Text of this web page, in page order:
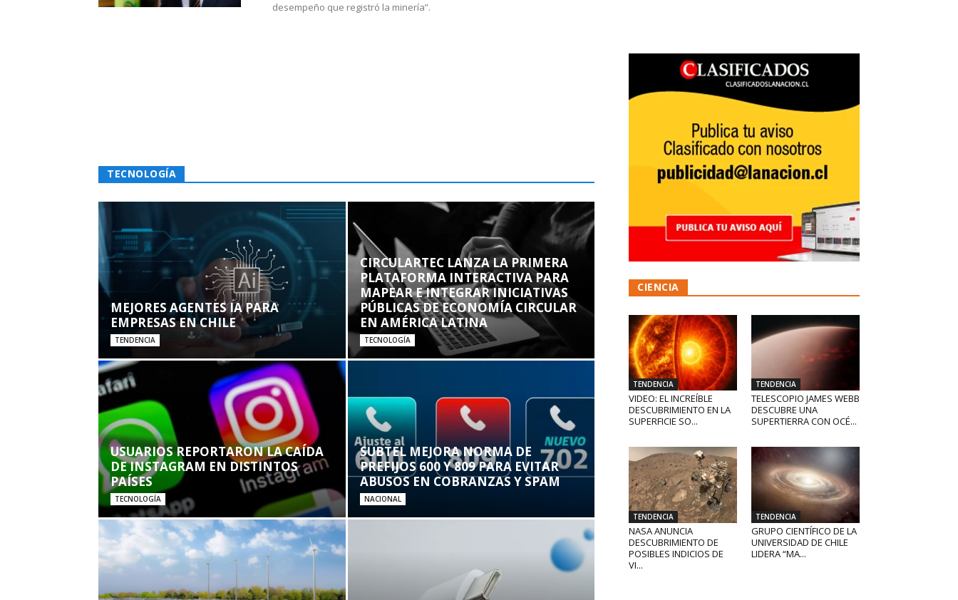
desempeño que registró la minería”.
TECNOLOGÍA
MEJORES AGENTES IA PARA
EMPRESAS EN CHILE
TENDENCIA
CIRCULARTEC LANZA LA PRIMERA
PLATAFORMA INTERACTIVA PARA
MAPEAR E INTEGRAR INICIATIVAS
PÚBLICAS DE ECONOMÍA CIRCULAR
EN AMÉRICA LATINA
TECNOLOGÍA
USUARIOS REPORTARON LA CAÍDA
DE INSTAGRAM EN DISTINTOS
PAÍSES
TECNOLOGÍA
SUBTEL MEJORA NORMA DE
PREFIJOS 600 Y 809 PARA EVITAR
ABUSOS EN COBRANZAS Y SPAM
NACIONAL
CIENCIA
TENDENCIA
VIDEO: EL INCREÍBLE
DESCUBRIMIENTO EN LA
SUPERFICIE SO...
TENDENCIA
TELESCOPIO JAMES WEBB
DESCUBRE UNA
SUPERTIERRA CON OCÉ...
TENDENCIA
NASA ANUNCIA
DESCUBRIMIENTO DE
POSIBLES INDICIOS DE
VI...
TENDENCIA
GRUPO CIENTÍFICO DE LA
UNIVERSIDAD DE CHILE
LIDERA “MA...